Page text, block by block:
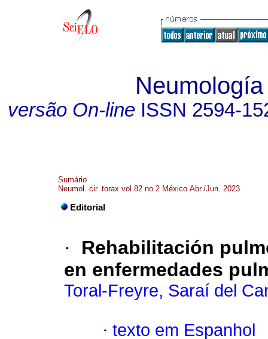
versão On-line ISSN 2594-
Sumário
Neumol. cir. torax vol.82 no.2 México Abr./Jun. 2023
Editorial
·
Rehabilitación
en enfermedades
Toral-Freyre, Saraí del
· texto em Espanhol